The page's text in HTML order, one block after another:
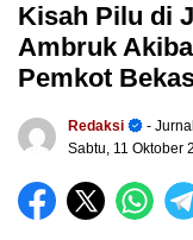
Kisah Pilu di
Ambruk
Pemkot
Redaksi
-
Sabtu, 11 Oktober